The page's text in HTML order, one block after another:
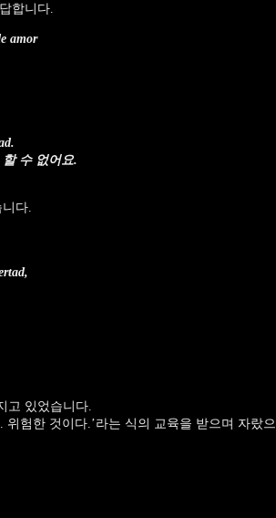
합니다.
amor
수 없어요.
다.
고 있었습니다.
험한 것이다.’라는 식의 교육을 받으며 자랐으